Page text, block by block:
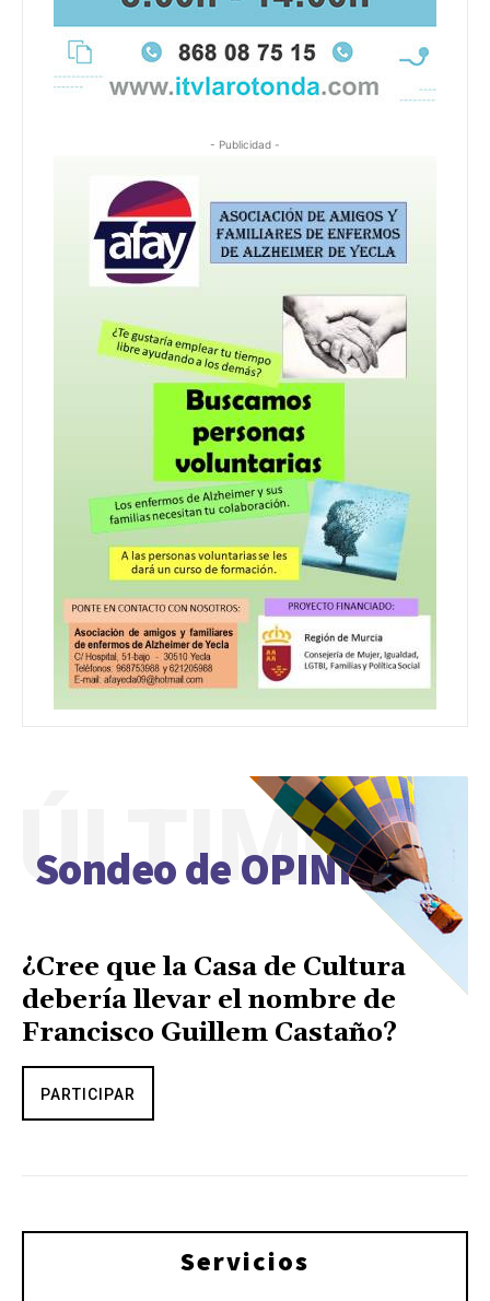
- Publicidad -
Sondeo de OPINIÓN
ÚLTIMO
¿Cree que la Casa de Cultura
debería llevar el nombre de
Francisco Guillem Castaño?
PARTICIPAR
Servicios